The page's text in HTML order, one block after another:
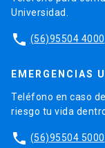
Universidad.
phone (56)95504 4000
EMERGENCIAS
Teléfono en caso
riesgo tu vida
phone (56)95504 5000